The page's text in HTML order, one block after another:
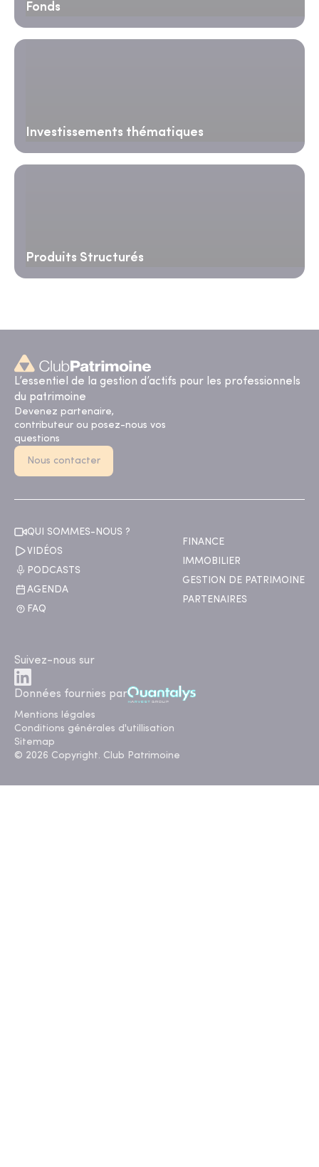
Fonds
Investissements thématiques
Produits Structurés
L’essentiel de la gestion d’actifs pour les professionnels
du patrimoine
Devenez partenaire,
contributeur ou posez-nous vos
questions
Nous contacter
QUI SOMMES-NOUS ?
VIDÉOS
PODCASTS
AGENDA
FAQ
FINANCE
IMMOBILIER
GESTION DE PATRIMOINE
PARTENAIRES
Suivez-nous sur
Données fournies par
Mentions légales
Conditions générales d'utillisation
Sitemap
© 2026 Copyright. Club Patrimoine